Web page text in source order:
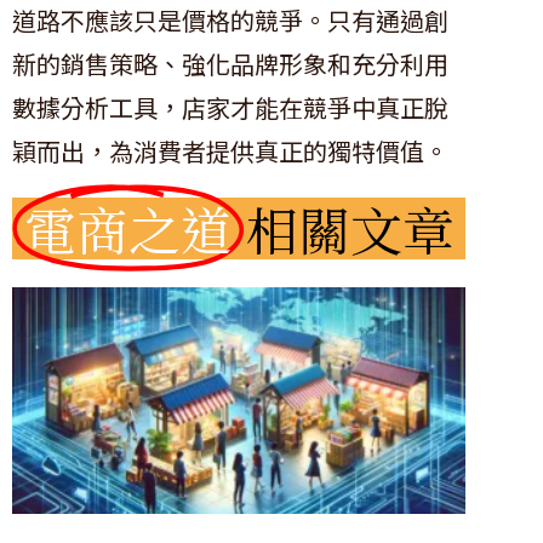
道路不應該只是價格的競爭。只有通過創
新的銷售策略、強化品牌形象和充分利用
數據分析工具，店家才能在競爭中真正脫
穎而出，為消費者提供真正的獨特價值。
電商之道 相關文章